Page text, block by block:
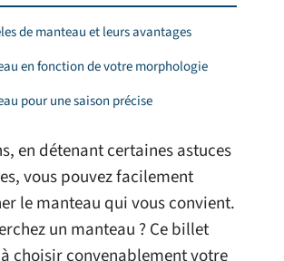
de manteau et leurs avantages
en fonction de votre morphologie
pour une saison précise
en détenant certaines astuces
vous pouvez facilement
le manteau qui vous convient.
un manteau ? Ce billet
choisir convenablement votre